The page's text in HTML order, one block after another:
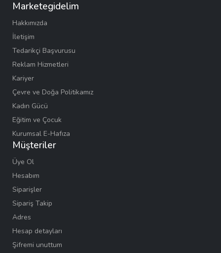
Marketegidelim
Hakkımızda
İletişim
Tedarikçi Başvurusu
Reklam Hizmetleri
Kariyer
Çevre ve Doğa Politikamız
Kadın Gücü
Eğitim ve Çocuk
Kurumsal E-Hafıza
Müşteriler
Üye Ol
Hesabım
Siparişler
Sipariş Takip
Adres
Hesap detayları
Şifremi unuttum